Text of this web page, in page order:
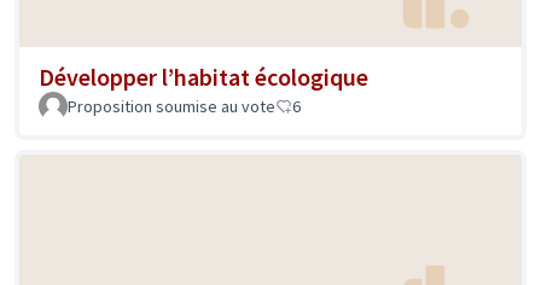
Développer l’habitat écologique
Proposition soumise au vote 6